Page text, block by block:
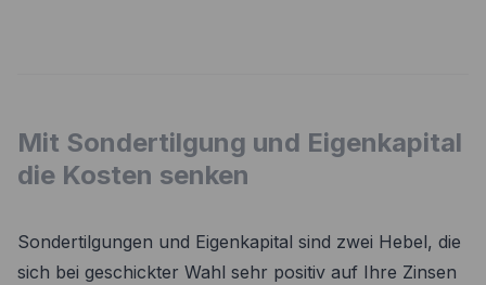
Mit Sondertilgung und Eigenkapital
die Kosten senken
Sondertilgungen und Eigenkapital sind zwei Hebel, die
sich bei geschickter Wahl sehr positiv auf Ihre Zinsen